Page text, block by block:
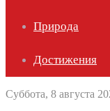
Природа
Достижения
Суббота, 8 августа